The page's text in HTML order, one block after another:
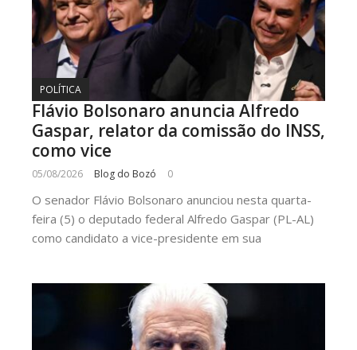
POLÍTICA
Flávio Bolsonaro anuncia Alfredo
Gaspar, relator da comissão do INSS,
como vice
05/08/2026 Blog do Bozó 0
O senador Flávio Bolsonaro anunciou nesta quarta-
feira (5) o deputado federal Alfredo Gaspar (PL-AL)
como candidato a vice-presidente em sua